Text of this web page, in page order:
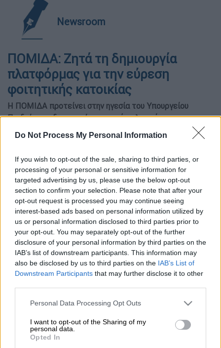
Do Not Process My Personal Information
If you wish to opt-out of the sale, sharing to third parties, or
processing of your personal or sensitive information for
targeted advertising by us, please use the below opt-out
section to confirm your selection. Please note that after your
opt-out request is processed you may continue seeing
interest-based ads based on personal information utilized by
us or personal information disclosed to third parties prior to
your opt-out. You may separately opt-out of the further
disclosure of your personal information by third parties on the
IAB’s list of downstream participants. This information may
also be disclosed by us to third parties on the IAB’s List of
Downstream Participants that may further disclose it to other
Please note that this website/app uses one or more Google
not limited to your visit or usage behaviour. You may click to
grant or deny consent to Google and its third-party tags to
use your data for below specified purposes in below Google
Personal Data Processing Opt Outs
I want to opt-out of the Sharing of my
personal data.
Opted In
Newsroom
ΠΟΜΙΔΑ: Ζητά τη δημιουργία
πλατφόρμας για την εύρεση
φοιτητικής κατοικίας
Η ΠΟΜΙΔΑ προτείνει στην ηγεσία του Υπουργείου
Παιδείας τη δημιουργία ψηφιακής πλατφόρμας για την
εύρεση φοιτητικής στέγης σε ιδιωτικές κατοικίες ώστε
να διευκολυνθεί η αναζήτηση και να μειωθεί το κόστος
ΑΚΙΝΗΤΑ (ΓΙΩΡΓΟΣ ΚΟΝΤΑΡΙΝΗΣ/EUROKINISSI)
Προσθέστε το ΕΘΝΟΣ στη Google